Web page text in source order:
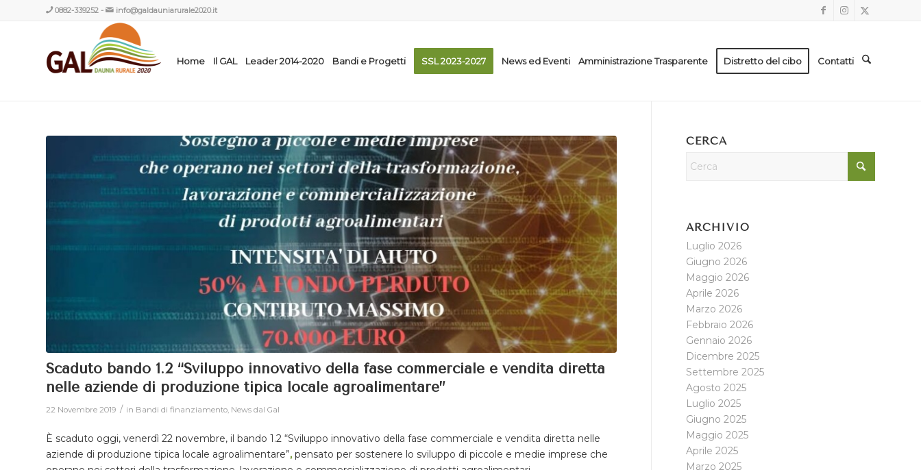
0882-339252 - info@galdauniarurale2020.it
Home Il GAL Leader 2014-2020 Bandi e Progetti SSL 2023-2027 News ed Eventi Amministrazione Trasparente Distretto del cibo Contatti
Scaduto bando 1.2 “Sviluppo innovativo della fase commerciale e vendita diretta
nelle aziende di produzione tipica locale agroalimentare”
22 Novembre 2019 / in Bandi di finanziamento News dal Gal
È scaduto oggi, venerdì 22 novembre, il bando 1.2 “Sviluppo innovativo della fase commerciale e vendita diretta nelle
aziende di produzione tipica locale agroalimentare”, pensato per sostenere lo sviluppo di piccole e medie imprese che
CERCA
ARCHIVIO
Luglio 2026
Giugno 2026
Maggio 2026
Aprile 2026
Marzo 2026
Febbraio 2026
Gennaio 2026
Dicembre 2025
Settembre 2025
Agosto 2025
Luglio 2025
Giugno 2025
Maggio 2025
Aprile 2025
Marzo 2025